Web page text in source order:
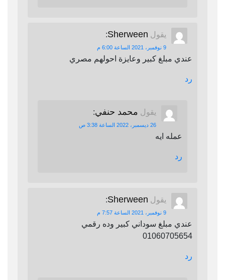
يقول Sherween
:
9 نوفمبر، 2021 الساعة 6:00 م
عندي مبلغ كبير وعايزة احولهم مصري
رد
يقول محمد حنفي:
26 ديسمبر، 2022 الساعة 3:38 ص
عمله ايه
رد
يقول Sherween
:
9 نوفمبر، 2021 الساعة 7:57 م
عندي مبلغ سوداني كبير وده رقمي
01060705654
رد